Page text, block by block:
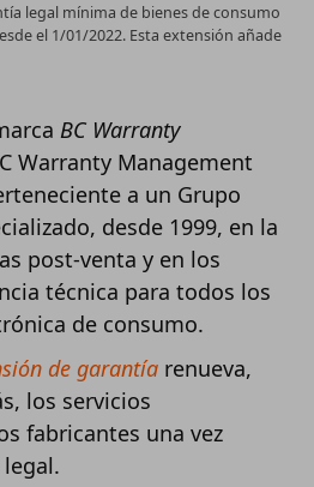
legal mínima de bienes de consumo
el 1/01/2022. Esta extensión añade
BC Warranty
Warranty Management
a un Grupo
desde 1999, en la
post-venta y en los
técnica para todos los
de consumo.
de garantía renueva,
los servicios
fabricantes una vez